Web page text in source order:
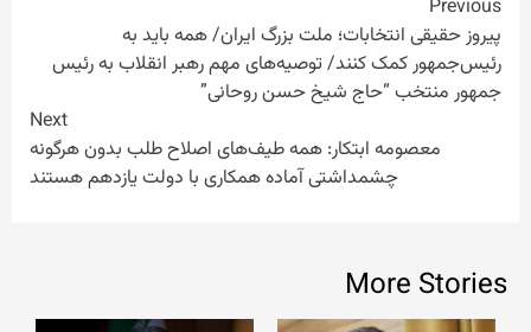
Continue
Reading
Previous
پیروز حقیقی انتخابات؛ ملت بزرگ ایران/ همه باید به
رئیس‌جمهور کمک کنند/ توصیه‌های مهم رهبر انقلاب به رئیس
جمهور منتخب “حاج شیخ حسن روحانی”
Next
معصومه ابتکار: همه طیف‌های اصلاح طلب بدون هرگونه
چشمداشتی آماده همکاری با دولت یازدهم هستند
More Stories